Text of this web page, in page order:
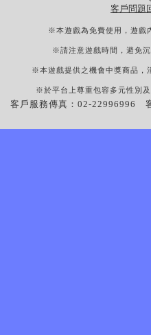
客戶問題
※本遊戲為免費使用，遊戲
※請注意遊戲時間，避免
※本遊戲提供之機會中獎商品，
※於平台上尊重包容多元性別
客戶服務傳真：02-22996996